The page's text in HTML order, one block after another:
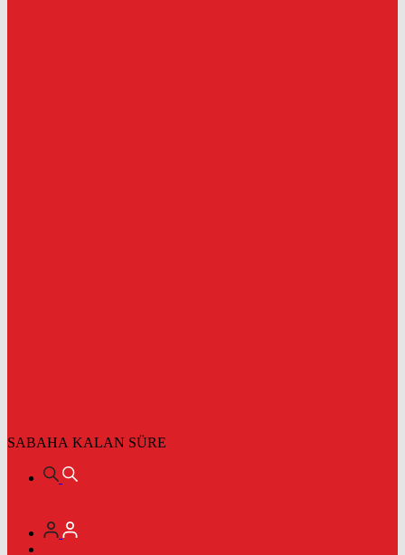
SABAHA KALAN SÜRE